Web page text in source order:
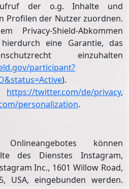
der o.g. Inhalte und
Profilen der Nutzer zuordnen.
Shield-Abkommen
eine Garantie, das
einzuhalten
participant?
).
https://twitter.com/de/privacy,
personalization.
können
des Dienstes Instagram,
Inc., 1601 Willow Road,
USA, eingebunden werden.